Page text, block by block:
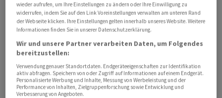
KURSENTWICKLUNG
Sie erhalten verzögerte Kurse.
Jetzt Realtime Daten erhalten
wieder aufrufen, um Ihre Einstellungen zu ändern oder Ihre Einwilligung zu
widerrufen, indem Sie auf den Link Voreinstellungen verwalten am unteren Rand
der Webseite klicken. Ihre Einstellungen gelten innerhalb unseres Website. Weitere
Informationen finden Sie in unserer Datenschutzerklärung.
Wir und unsere Partner verarbeiten Daten, um Folgendes
bereitzustellen:
Verwendung genauer Standortdaten. Endgeräteeigenschaften zur Identifikation
aktiv abfragen. Speichern von oder Zugriff auf Informationen auf einem Endgerät.
Personalisierte Werbung und Inhalte, Messung von Werbeleistung und der
Performance von Inhalten, Zielgruppenforschung sowie Entwicklung und
Verbesserung von Angeboten.